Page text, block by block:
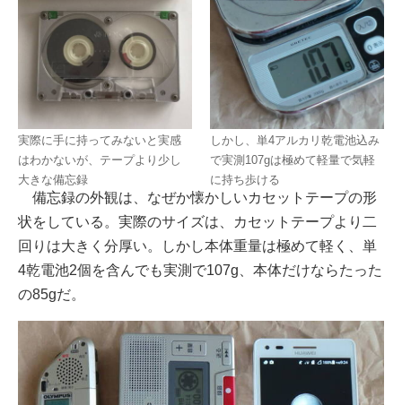
実際に手に持ってみないと実感
はわかないが、テープより少し
大きな備忘録
しかし、単4アルカリ乾電池込み
で実測107gは極めて軽量で気軽
に持ち歩ける
備忘録の外観は、なぜか懐かしいカセットテープの形
状をしている。実際のサイズは、カセットテープより二
回りは大きく分厚い。しかし本体重量は極めて軽く、単
4乾電池2個を含んでも実測で107g、本体だけならたった
の85gだ。